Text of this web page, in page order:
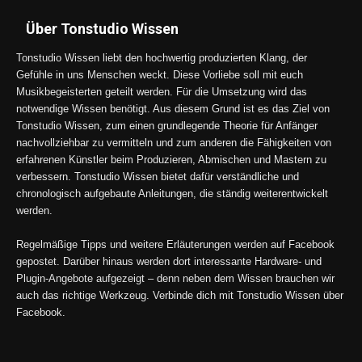
Über Tonstudio Wissen
Tonstudio Wissen liebt den hochwertig produzierten Klang, der
Gefühle in uns Menschen weckt. Diese Vorliebe soll mit euch
Musikbegeisterten geteilt werden. Für die Umsetzung wird das
notwendige Wissen benötigt. Aus diesem Grund ist es das Ziel von
Tonstudio Wissen, zum einen grundlegende Theorie für Anfänger
nachvollziehbar zu vermitteln und zum anderen die Fähigkeiten von
erfahrenen Künstler beim Produzieren, Abmischen und Mastern zu
verbessern. Tonstudio Wissen bietet dafür verständliche und
chronologisch aufgebaute Anleitungen, die ständig weiterentwickelt
werden.
Regelmäßige Tipps und weitere Erläuterungen werden auf Facebook
gepostet. Darüber hinaus werden dort interessante Hardware- und
Plugin-Angebote aufgezeigt – denn neben dem Wissen brauchen wir
auch das richtige Werkzeug. Verbinde dich mit Tonstudio Wissen über
Facebook.